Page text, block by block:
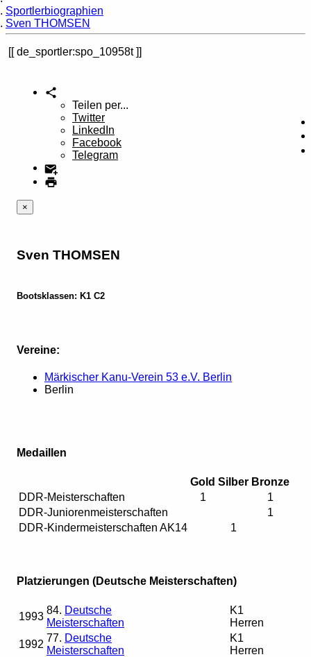
Sportlerbiographien
Sven THOMSEN
de_sportler:spo_10958t
Teilen per...
Twitter
LinkedIn
Facebook
Telegram
×
Sven THOMSEN
Bootsklassen: K1 C2
Vereine:
Märkischer Kanu-Verein 53 e.V. Berlin
Berlin
Medaillen
Gold Silber Bronze
DDR-Meisterschaften
1
1
DDR-Juniorenmeisterschaften
1
DDR-Kindermeisterschaften AK14
1
Platzierungen (Deutsche Meisterschaften)
1993
84. Deutsche
Meisterschaften
K1
Herren
1992
77. Deutsche
Meisterschaften
K1
Herren